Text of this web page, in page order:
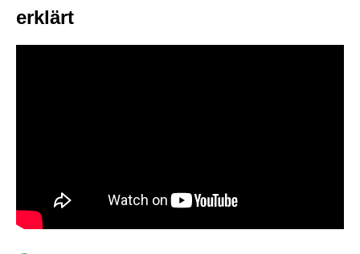
erklärt